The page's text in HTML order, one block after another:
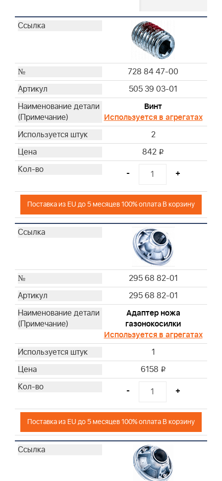
728 84 47-00
505 39 03-01
Винт
Используется в агрегатах
2
842 i
- +
Поставка из EU до 5 месяцев 100% оплата В корзину
295 68 82-01
295 68 82-01
Адаптер ножа
газонокосилки
Используется в агрегатах
1
6158 i
- +
Поставка из EU до 5 месяцев 100% оплата В корзину